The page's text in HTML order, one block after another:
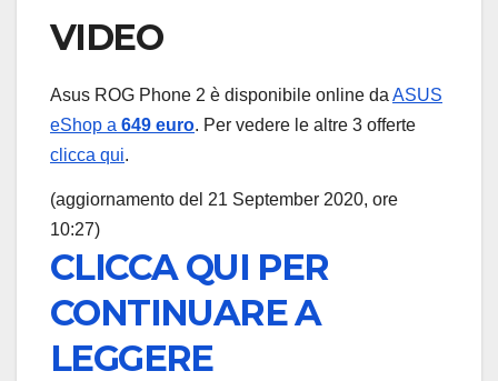
VIDEO
Asus ROG Phone 2 è disponibile online da ASUS
eShop a 649 euro. Per vedere le altre 3 offerte
clicca qui.
(aggiornamento del 21 September 2020, ore
10:27)
CLICCA QUI PER
CONTINUARE A
LEGGERE